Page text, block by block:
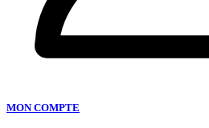
MON COMPTE